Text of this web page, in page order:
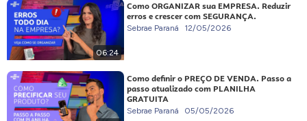
06:24
Como ORGANIZAR sua EMPRESA. Reduzir
erros e crescer com SEGURANÇA.
Sebrae Paraná 12/05/2026
Como definir o PREÇO DE VENDA. Passo a
passo atualizado com PLANILHA
GRATUITA
Sebrae Paraná 05/05/2026